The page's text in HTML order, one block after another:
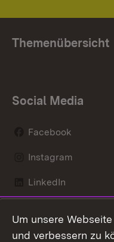
Themenübersicht
Social Media
Facebook
Instagram
LinkedIn
X / Twitter
Um unsere
und verbessern zu